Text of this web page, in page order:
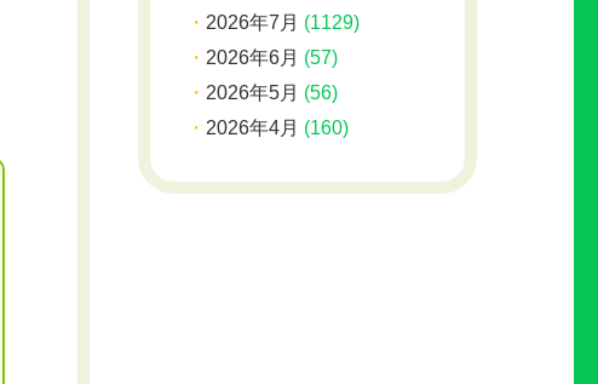
2026年7月 (1129)
2026年6月 (57)
2026年5月 (56)
2026年4月 (160)